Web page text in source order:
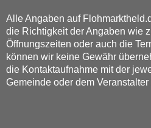
Alle Angaben auf
die Richtigkeit der Angaben wie
Öffnungszeiten oder auch die
können wir keine Gewähr
die Kontaktaufnahme mit der
Gemeinde oder dem